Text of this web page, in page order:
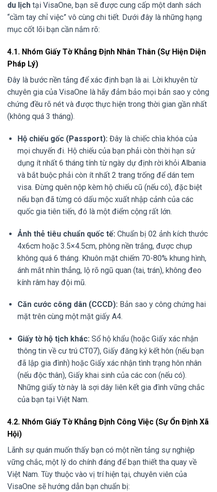
du lịch tại VisaOne, bạn sẽ được cung cấp một danh sách
“cầm tay chỉ việc” vô cùng chi tiết. Dưới đây là những hạng
mục cốt lõi bạn cần nắm rõ:
4.1. Nhóm Giấy Tờ Khẳng Định Nhân Thân (Sự Hiện Diện
Pháp Lý)
Đây là bước nền tảng để xác định bạn là ai. Lời khuyên từ
chuyên gia của VisaOne là hãy đảm bảo mọi bản sao y công
chứng đều rõ nét và được thực hiện trong thời gian gần nhất
(không quá 3 tháng).
Hộ chiếu gốc (Passport): Đây là chiếc chìa khóa của
mọi chuyến đi. Hộ chiếu của bạn phải còn thời hạn sử
dụng ít nhất 6 tháng tính từ ngày dự định rời khỏi Albania
và bắt buộc phải còn ít nhất 2 trang trống để dán tem
visa. Đừng quên nộp kèm hộ chiếu cũ (nếu có), đặc biệt
nếu bạn đã từng có dấu mộc xuất nhập cảnh của các
quốc gia tiên tiến, đó là một điểm cộng rất lớn.
Ảnh thẻ tiêu chuẩn quốc tế: Chuẩn bị 02 ảnh kích thước
4x6cm hoặc 3.5×4.5cm, phông nền trắng, được chụp
không quá 6 tháng. Khuôn mặt chiếm 70-80% khung hình,
ánh mắt nhìn thẳng, lộ rõ ngũ quan (tai, trán), không đeo
kính râm hay đội mũ.
Căn cước công dân (CCCD): Bản sao y công chứng hai
mặt trên cùng một mặt giấy A4.
Giấy tờ hộ tịch khác: Sổ hộ khẩu (hoặc Giấy xác nhận
thông tin về cư trú CT07), Giấy đăng ký kết hôn (nếu bạn
đã lập gia đình) hoặc Giấy xác nhận tình trạng hôn nhân
(nếu độc thân), Giấy khai sinh của các con (nếu có).
Những giấy tờ này là sợi dây liên kết gia đình vững chắc
của bạn tại Việt Nam.
4.2. Nhóm Giấy Tờ Khẳng Định Công Việc (Sự Ổn Định Xã
Hội)
Lãnh sự quán muốn thấy bạn có một nền tảng sự nghiệp
vững chắc, một lý do chính đáng để bạn thiết tha quay về
Việt Nam. Tùy thuộc vào vị trí hiện tại, chuyên viên của
VisaOne sẽ hướng dẫn bạn chuẩn bị: